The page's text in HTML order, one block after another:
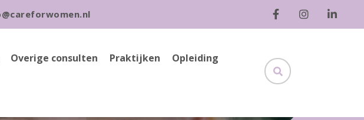
Overige consulten Praktijken Opleiding